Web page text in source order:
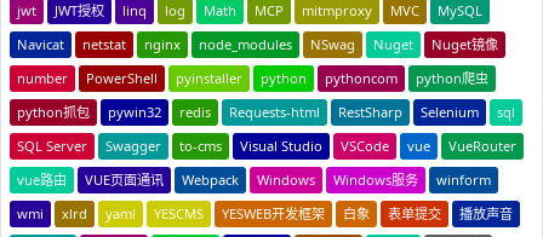
jwt
JWT授权 linq log Math MCP mitmproxy MVC
MySQL
Navicat
netstat nginx node_modules NSwag Nuget
Nuget镜像
number
PowerShell pyinstaller python pythoncom
python爬虫
python抓包
pywin32 redis Requests-html RestSharp Selenium
sql
SQL Server
Swagger to-cms Visual Studio VSCode vue
VueRouter
vue路由
VUE页面通讯 Webpack Windows Windows服务
winform
wmi
xlrd yaml YESCMS YESWEB开发框架 白象 表单提交
播放声音